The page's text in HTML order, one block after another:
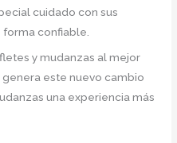
cuidado con sus
confiable.
y mudanzas al mejor
este nuevo cambio
una experiencia más